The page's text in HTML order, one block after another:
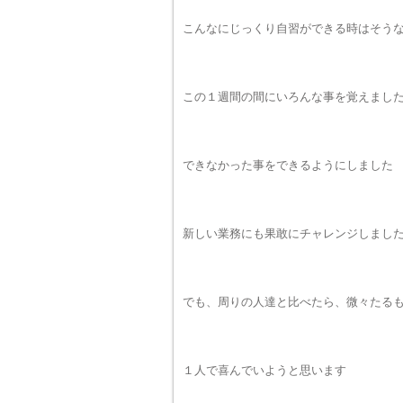
こんなにじっくり自習ができる時はそう
この１週間の間にいろんな事を覚えました
できなかった事をできるようにしました
新しい業務にも果敢にチャレンジしました
でも、周りの人達と比べたら、微々たる
１人で喜んでいようと思います